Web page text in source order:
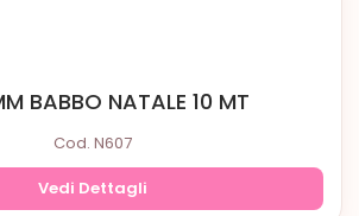
BABBO NATALE 10 MT
Cod. N607
Vedi Dettagli